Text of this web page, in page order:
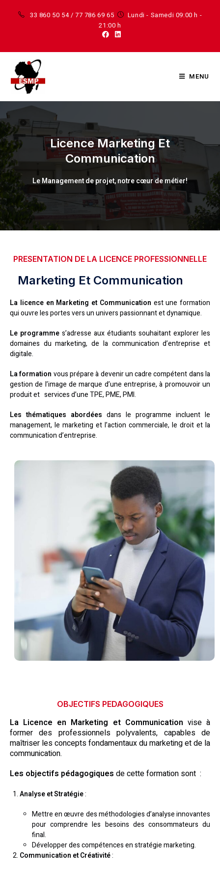
33 860 50 54 / 77 786 69 65
Lundi - Samedi 09:00 h -
21:00 h
MENU
Licence Marketing Et
Communication
Le Management de projet, notre cœur de métier!
PRESENTATION DE LA LICENCE PROFESSIONNELLE
Marketing Et Communication
La licence en Marketing et Communication est une formation
qui ouvre les portes vers un univers passionnant et dynamique.
Le programme s’adresse aux étudiants souhaitant explorer les
domaines du marketing, de la communication d’entreprise et
digitale.
La formation vous prépare à devenir un cadre compétent dans la
gestion de l’image de marque d’une entreprise, à promouvoir un
produit et services d’une TPE, PME, PMI.
Les thématiques abordées dans le programme incluent le
management, le marketing et l’action commerciale, le droit et la
communication d’entreprise.
OBJECTIFS PEDAGOGIQUES
La Licence en Marketing et Communication vise à
former des professionnels polyvalents, capables de
maîtriser les concepts fondamentaux du marketing et de la
communication.
Les objectifs pédagogiques de cette formation sont :
Analyse et Stratégie:
Mettre en œuvre des méthodologies d’analyse innovantes
pour comprendre les besoins des consommateurs du
final.
Développer des compétences en stratégie marketing.
Communication et Créativité: